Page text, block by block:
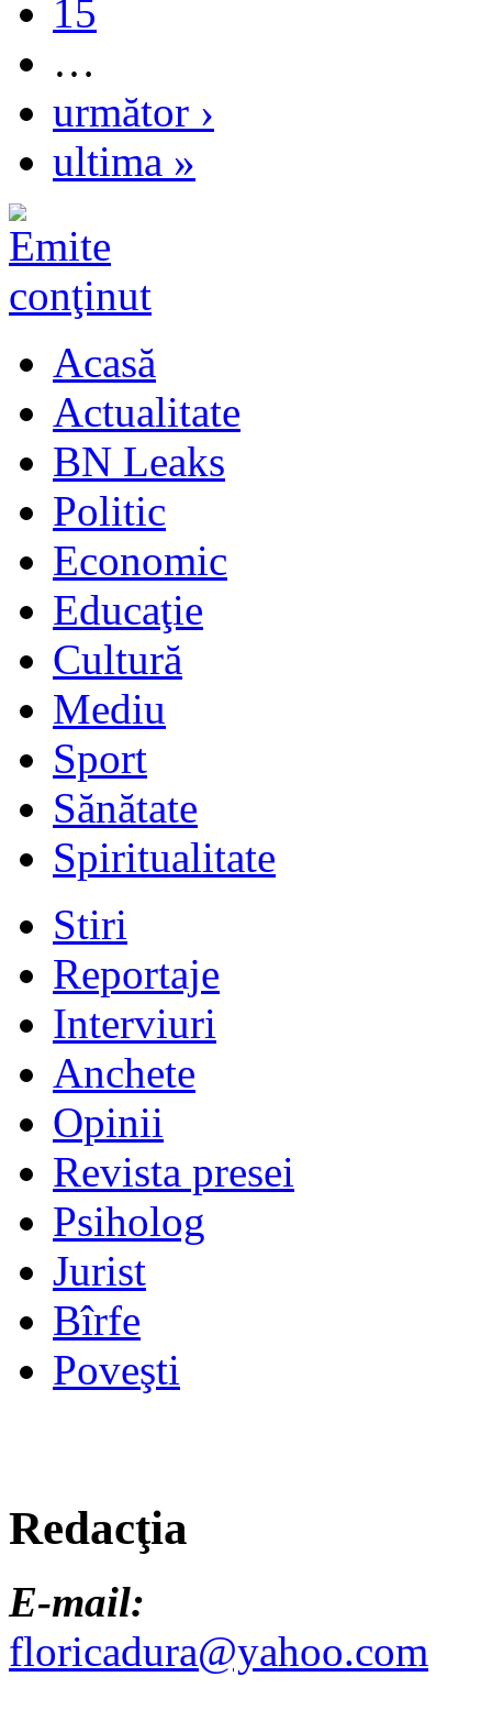
15
…
următor ›
ultima »
Acasă
Actualitate
BN Leaks
Politic
Economic
Educaţie
Cultură
Mediu
Sport
Sănătate
Spiritualitate
Stiri
Reportaje
Interviuri
Anchete
Opinii
Revista presei
Psiholog
Jurist
Bîrfe
Poveşti
Redacţia
E-mail:
floricadura@yahoo.com